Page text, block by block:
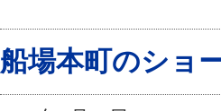
船場本町のショ